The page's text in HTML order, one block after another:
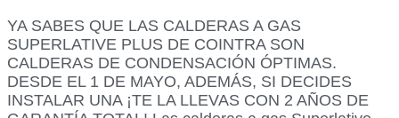
YA SABES QUE LAS CALDERAS A GAS
SUPERLATIVE PLUS DE COINTRA SON
CALDERAS DE CONDENSACIÓN ÓPTIMAS.
DESDE EL 1 DE MAYO, ADEMÁS, SI DECIDES
INSTALAR UNA ¡TE LA LLEVAS CON 2 AÑOS DE